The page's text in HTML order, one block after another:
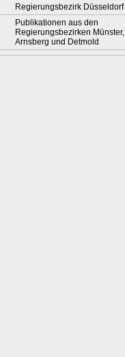
Regierungsbezirk Düsseldorf
Publikationen aus den
Regierungsbezirken Münster,
Arnsberg und Detmold